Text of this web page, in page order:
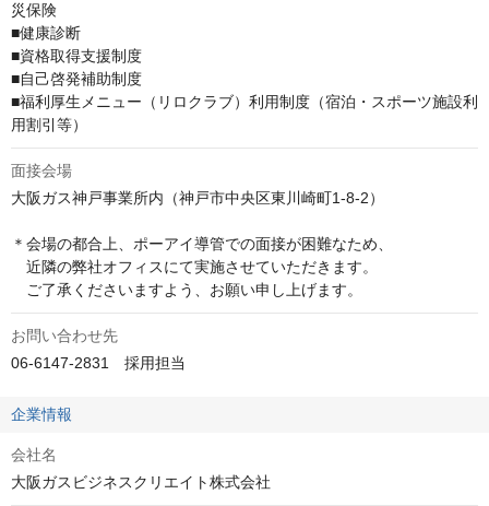
災保険
■健康診断
■資格取得支援制度
■自己啓発補助制度
■福利厚生メニュー（リロクラブ）利用制度（宿泊・スポーツ施設利
用割引等）
面接会場
大阪ガス神戸事業所内（神戸市中央区東川崎町1-8-2）
＊会場の都合上、ポーアイ導管での面接が困難なため、
近隣の弊社オフィスにて実施させていただきます。
ご了承くださいますよう、お願い申し上げます。
お問い合わせ先
06-6147-2831　採用担当
企業情報
会社名
大阪ガスビジネスクリエイト株式会社